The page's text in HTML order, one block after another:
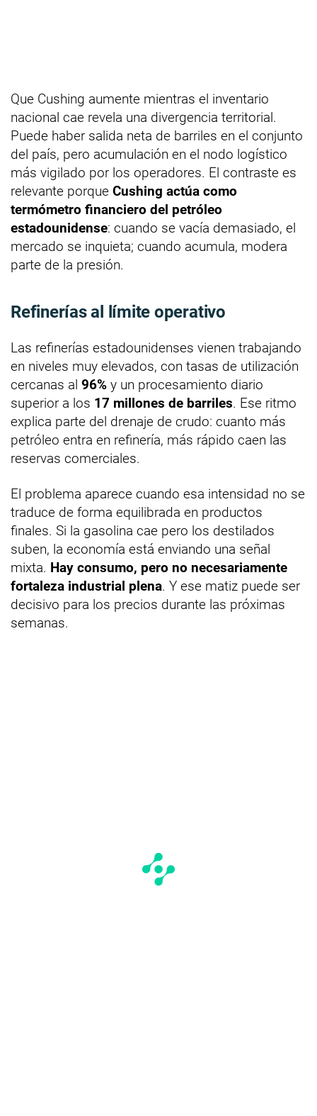
Que Cushing aumente mientras el inventario
nacional cae revela una divergencia territorial.
Puede haber salida neta de barriles en el conjunto
del país, pero acumulación en el nodo logístico
más vigilado por los operadores. El contraste es
relevante porque Cushing actúa como
termómetro financiero del petróleo
estadounidense: cuando se vacía demasiado, el
mercado se inquieta; cuando acumula, modera
parte de la presión.
Refinerías al límite operativo
Las refinerías estadounidenses vienen trabajando
en niveles muy elevados, con tasas de utilización
cercanas al 96% y un procesamiento diario
superior a los 17 millones de barriles. Ese ritmo
explica parte del drenaje de crudo: cuanto más
petróleo entra en refinería, más rápido caen las
reservas comerciales.
El problema aparece cuando esa intensidad no se
traduce de forma equilibrada en productos
finales. Si la gasolina cae pero los destilados
suben, la economía está enviando una señal
mixta. Hay consumo, pero no necesariamente
fortaleza industrial plena. Y ese matiz puede ser
decisivo para los precios durante las próximas
semanas.